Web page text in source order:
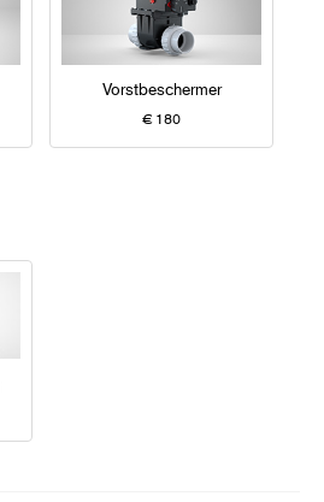
Vorstbeschermer
€ 180